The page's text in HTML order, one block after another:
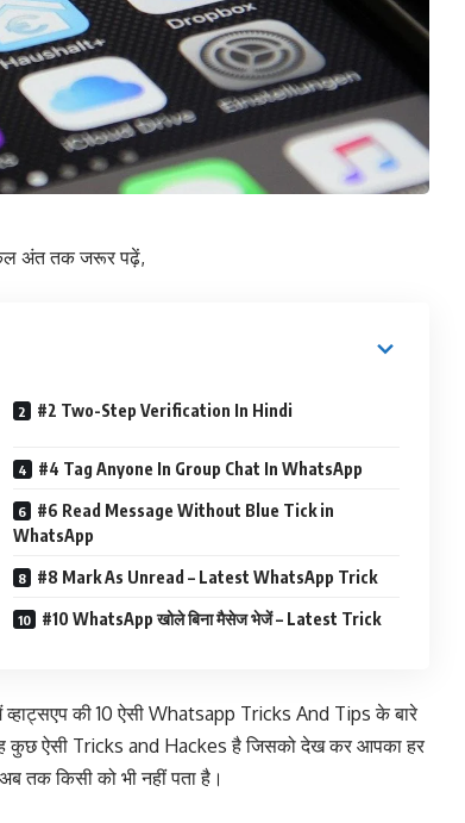
अंत तक जरूर पढ़ें,
#2 Two-Step Verification In Hindi
#4 Tag Anyone In Group Chat In WhatsApp
#6 Read Message Without Blue Tick in
WhatsApp
#8 Mark As Unread – Latest WhatsApp Trick
#10 WhatsApp खोले बिना मैसेज भेजें – Latest Trick
की 10 ऐसी Whatsapp Tricks And Tips के बारे
कुछ ऐसी Tricks and Hackes है जिसको देख कर आपका हर
तक किसी को भी नहीं पता है।